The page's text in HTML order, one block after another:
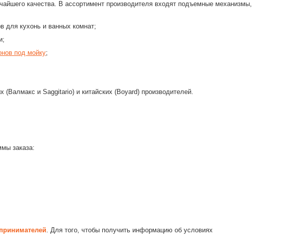
качества. В ассортимент производителя входят подъемные механизмы,
для кухонь и ванных комнат;
под мойку;
и Saggitario) и китайских (Boyard) производителей.
заказа:
. Для того, чтобы получить информацию об условиях